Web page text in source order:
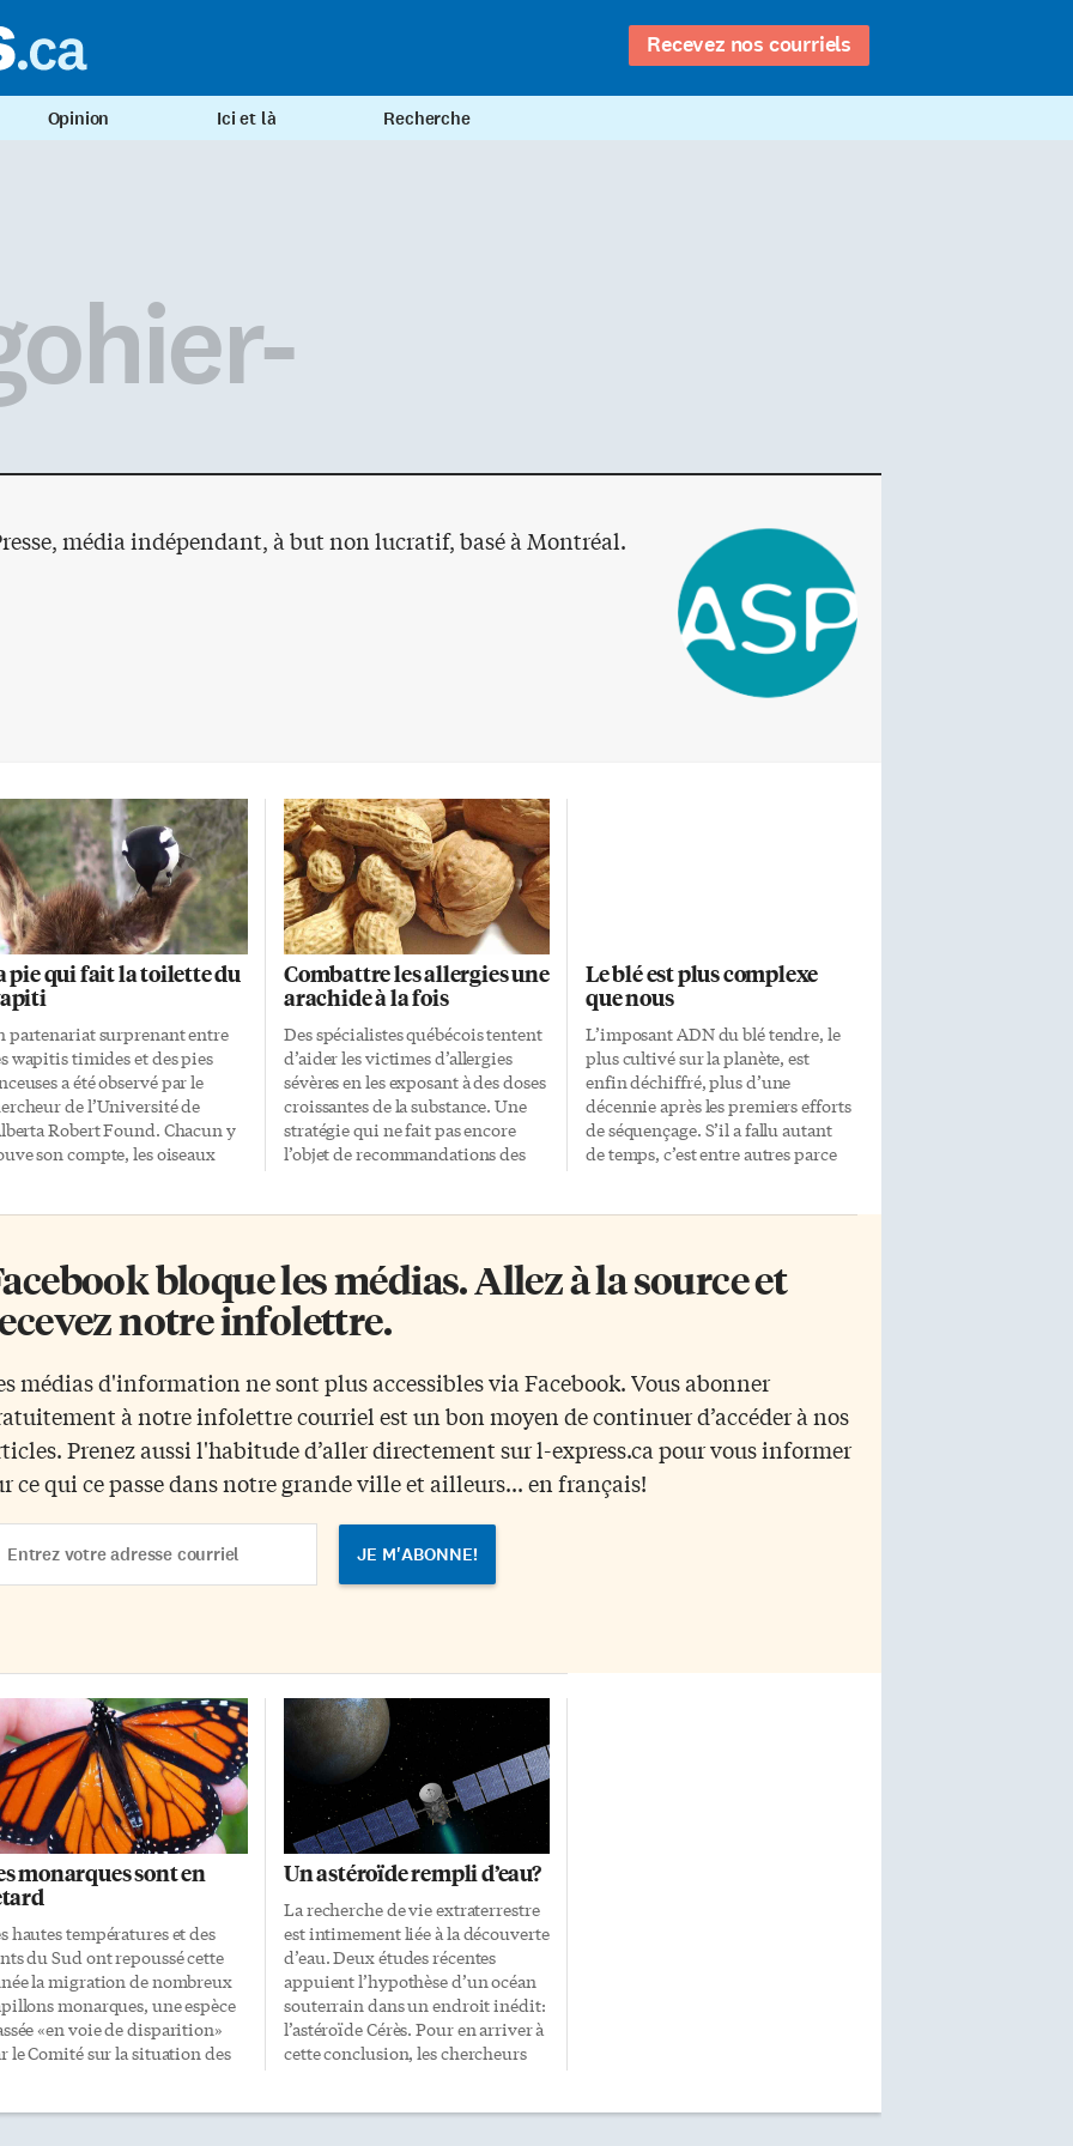
Recevez nos courriels
Opinion Ici et là Recherche
média indépendant, à but non lucratif, basé à Montréal.
pie qui fait la toilette du
partenariat surprenant entre
wapitis timides et des pies
a été observé par le
de l’Université de
Robert Found. Chacun y
son compte, les oiseaux
qui entrent en
Certains wapitis
Canadensis) refusent la
attaquer leurs yeux,
que certaines pies sont trop
pour approcher les
Il faut donc la bonne
de personnalités
que les oiseaux mangent les
Combattre les allergies une
arachide à la fois
Des spécialistes québécois tentent
d’aider les victimes d’allergies
sévères en les exposant à des doses
croissantes de la substance. Une
stratégie qui ne fait pas encore
l’objet de recommandations des
CHU Sainte-Justine. Le traitement
proposé, appelé désensibilisation,
ne fait toutefois pas encore l’objet
Canada, dont le site affirme que la
seule prévention possible est
«d’éviter l’aliment allergène en
cause». L’Institut national de santé
publique du Québec (INSPQ)
suggère les mêmes mesures
Le blé est plus complexe
que nous
L’imposant ADN du blé tendre, le
plus cultivé sur la planète, est
enfin déchiffré, plus d’une
décennie après les premiers efforts
de séquençage. S’il a fallu autant
de temps, c’est entre autres parce
l’humain. Un consortium de 1800
membres formé en 2005, ralenti
petite équipe de l’Américain
Steven Salzberg. Le consortium
s’approchait du but, publiant en
2014, dans la revue Science, une
séquence fragmentée regroupant
les deux tiers […]
bloque les médias. Allez à la source et
notre infolettre.
médias d'information ne sont plus accessibles via Facebook. Vous abonner
à notre infolettre courriel est un bon moyen de continuer d’accéder à nos
Prenez aussi l'habitude d’aller directement sur l-express.ca pour vous informer
ce qui ce passe dans notre grande ville et ailleurs... en français!
monarques sont en
hautes températures et des
du Sud ont repoussé cette
la migration de nombreux
monarques, une espèce
«en voie de disparition»
le Comité sur la situation des
Un astéroïde rempli d’eau?
La recherche de vie extraterrestre
est intimement liée à la découverte
d’eau. Deux études récentes
appuient l’hypothèse d’un océan
souterrain dans un endroit inédit:
l’astéroïde Cérès. Pour en arriver à
cette conclusion, les chercheurs